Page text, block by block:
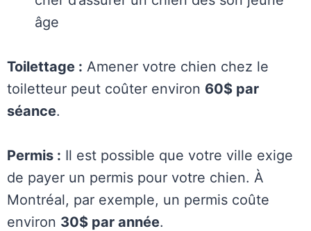
âge
Toilettage : Amener votre chien chez le
toiletteur peut coûter environ 60$ par
séance.
Permis : Il est possible que votre ville exige
de payer un permis pour votre chien. À
Montréal, par exemple, un permis coûte
environ 30$ par année.